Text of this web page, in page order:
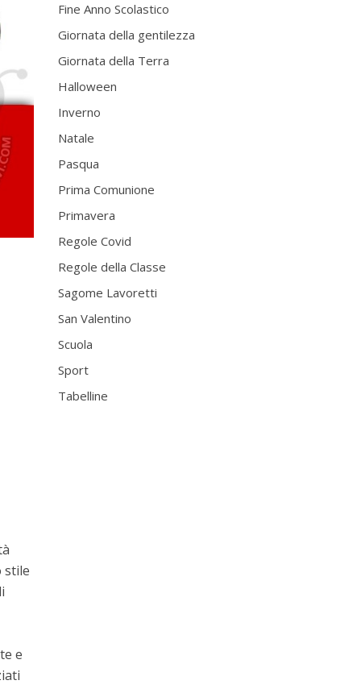
stile
e
Fine Anno Scolastico
Giornata della gentilezza
Giornata della Terra
Halloween
Inverno
Natale
Pasqua
Prima Comunione
Primavera
Regole Covid
Regole della Classe
Sagome Lavoretti
San Valentino
Scuola
Sport
Tabelline